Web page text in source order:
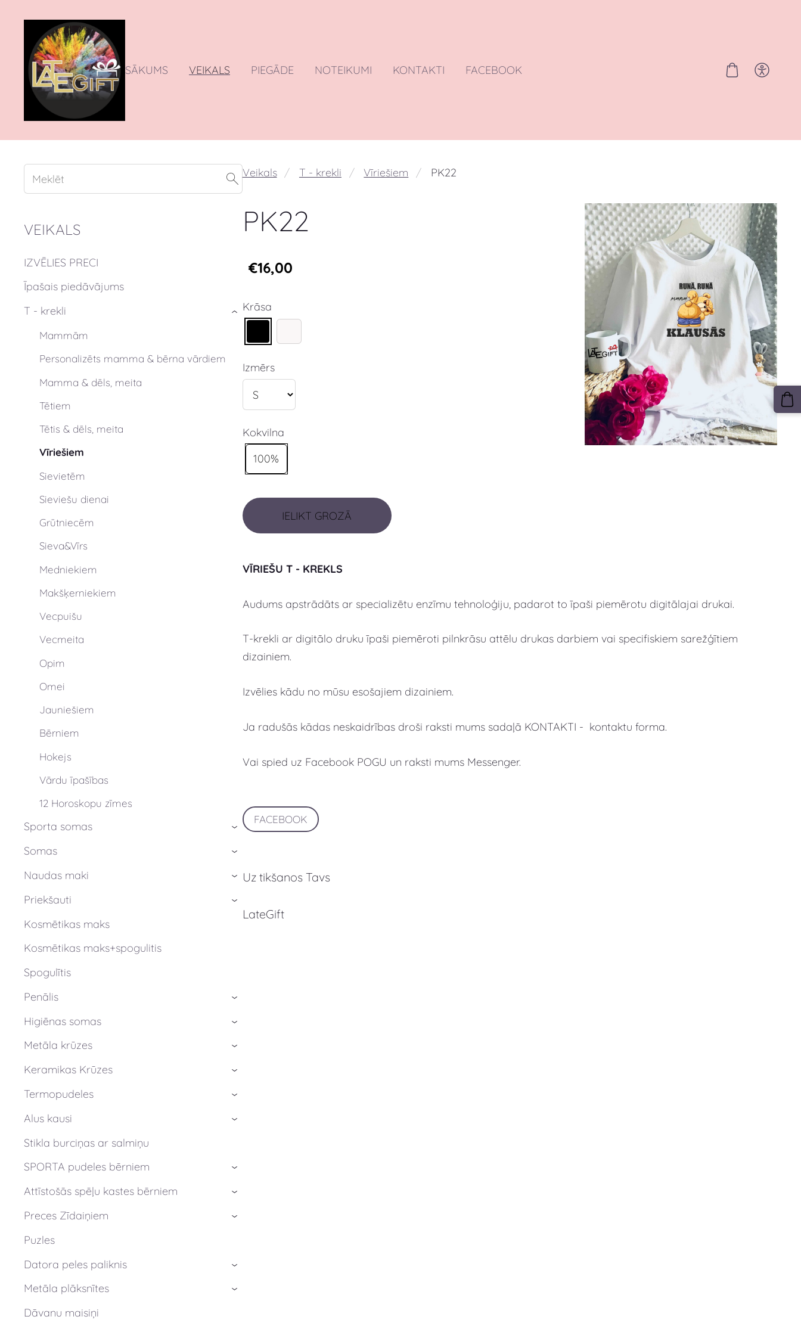
SĀKUMS VEIKALS PIEGĀDE NOTEIKUMI KONTAKTI FACEBOOK
VEIKALS
IZVĒLIES PRECI
Īpašais piedāvājums
T - krekli
Mammām
Personalizēts mamma & bērna vārdiem
Mamma & dēls, meita
Tētiem
Tētis & dēls, meita
Vīriešiem
Sievietēm
Sieviešu dienai
Grūtniecēm
Sieva&Vīrs
Medniekiem
Makšķerniekiem
Vecpuišu
Vecmeita
Opim
Omei
Jauniešiem
Bērniem
Hokejs
Vārdu īpašības
12 Horoskopu zīmes
›
Sporta somas ›
Somas ›
Naudas maki ›
Priekšauti ›
Kosmētikas maks
Kosmētikas maks+spogulitis
Spogulītis
Penālis
›
Higiēnas somas ›
Metāla krūzes ›
Keramikas Krūzes ›
Termopudeles ›
Alus kausi ›
Stikla burciņas ar salmiņu
SPORTA pudeles bērniem
›
Attīstošās spēļu kastes bērniem ›
Preces Zīdaiņiem ›
Puzles
Datora peles paliknis
›
Metāla plāksnītes ›
Dāvanu maisiņi
Veikals T - krekli Vīriešiem PK22
PK22
€16,00
Krāsa
Izmērs
Kokvilna
100%
IELIKT GROZĀ
VĪRIEŠU T - KREKLS
Audums apstrādāts ar specializētu enzīmu tehnoloģiju, padarot to īpaši piemērotu digitālajai drukai.
T-krekli ar digitālo druku īpaši piemēroti pilnkrāsu attēlu drukas darbiem vai specifiskiem sarežģītiem
dizainiem.
Izvēlies kādu no mūsu esošajiem dizainiem.
Ja radušās kādas neskaidrības droši raksti mums sadaļā KONTAKTI - kontaktu forma.
Vai spied uz Facebook POGU un raksti mums Messenger.
FACEBOOK
Uz tikšanos Tavs
LateGift